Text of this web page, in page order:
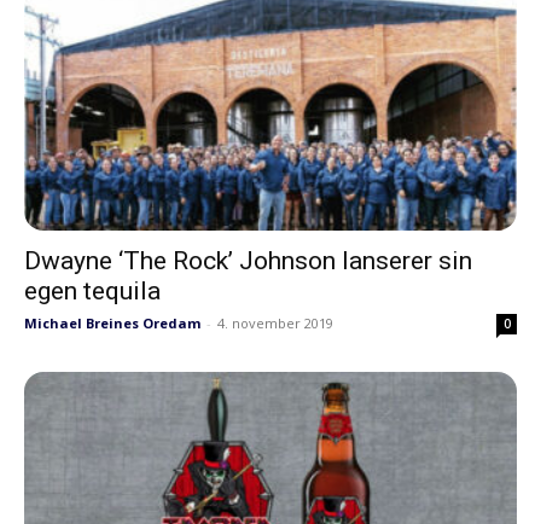
Dwayne ‘The Rock’ Johnson lanserer sin
egen tequila
Michael Breines Oredam - 4. november 2019 0